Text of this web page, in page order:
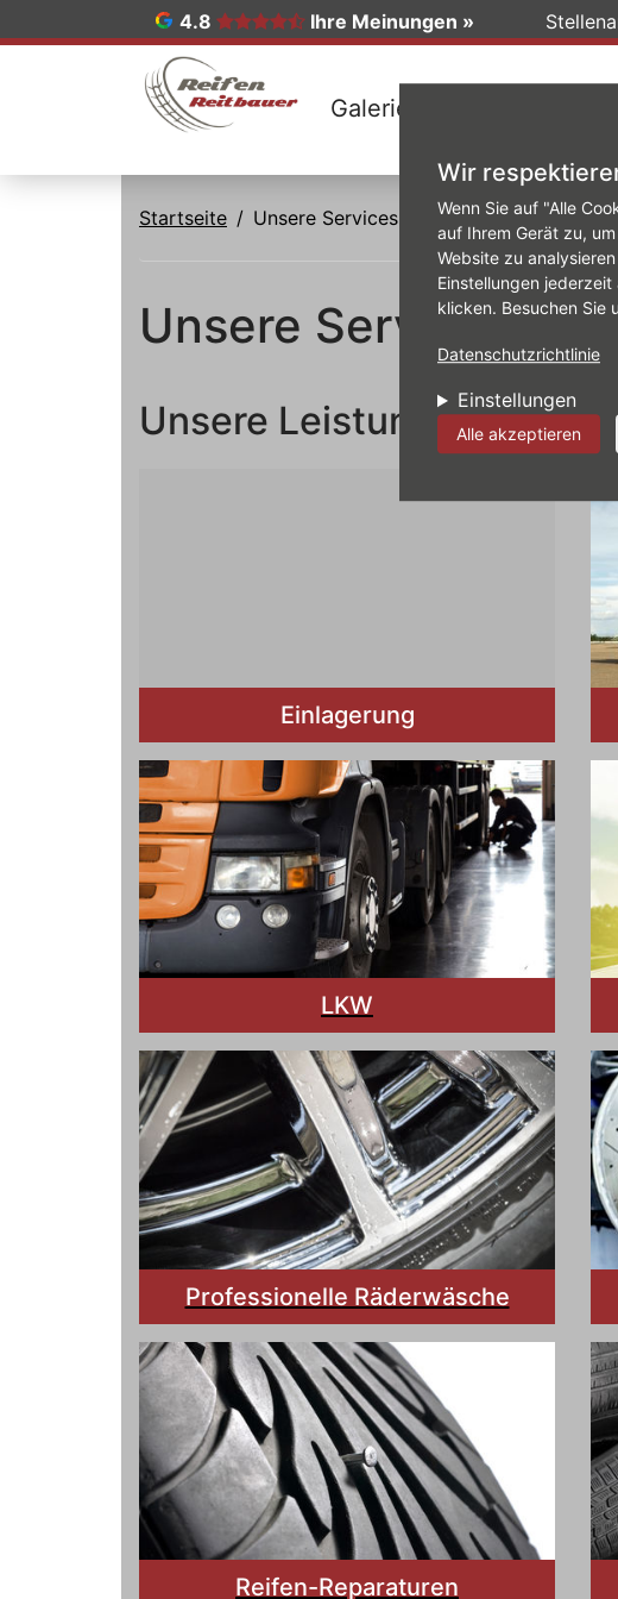
Wir
Wenn Sie auf "Alle
auf Ihrem Gerät zu,
Website zu
Einstellungen
klicken. Besuchen Sie
Datenschutzrichtlinie
Einstellungen
Alle akzeptieren
Galerie
4.8 Ihre Meinungen »
Startseite Unsere Services rund um Auto & Reifen
Unsere Services
Unsere Leistungen im
Einlagerung
LKW
Professionelle Räderwäsche
Reifen-Reparaturen